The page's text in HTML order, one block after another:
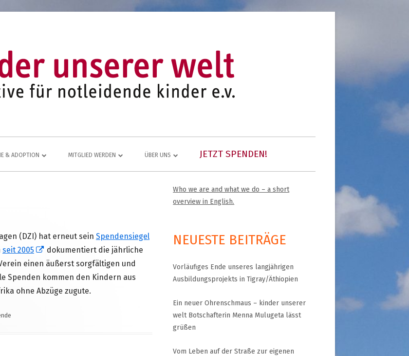
& ADOPTION MITGLIED WERDEN ÜBER UNS
MENNA MULUGETA
SATZUNG UND LEITLINIEN
DATENSCHUTZERKLÄRUNG
FOR CHILDREN IN MISERY
JETZT SPENDEN!
(DZI) hat erneut sein Spendensiegel
seit 2005
In
neuem
Fenster
öffnen
dokumentiert die jährliche
einen äußerst sorgfältigen und
Spenden kommen den Kindern aus
ohne Abzüge zugute.
Haupt-
Who we are and what we do – a short
overview in English.
NEUESTE BEITRÄGE
Vorläufiges Ende unseres langjährigen
Ausbildungsprojekts in Tigray/Äthiopien
Ein neuer Ohrenschmaus – kinder unserer
welt Botschafterin Menna Mulugeta lässt
grüßen
Vom Leben auf der Straße zur eigenen